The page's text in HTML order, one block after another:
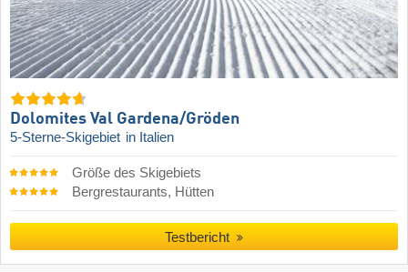
Dolomites Val Gardena/​Gröden
5-Sterne-Skigebiet in Italien
Größe des Skigebiets
Bergrestaurants, Hütten
Testbericht